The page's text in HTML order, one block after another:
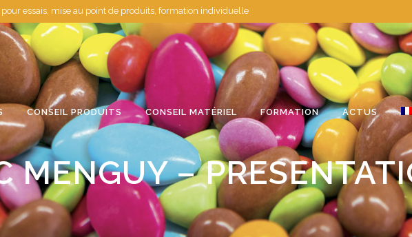
pour essais, mise au point de produits, formation individuelle
CONSEIL PRODUITS CONSEIL MATÉRIEL FORMATION ACTUS
MENGUY –